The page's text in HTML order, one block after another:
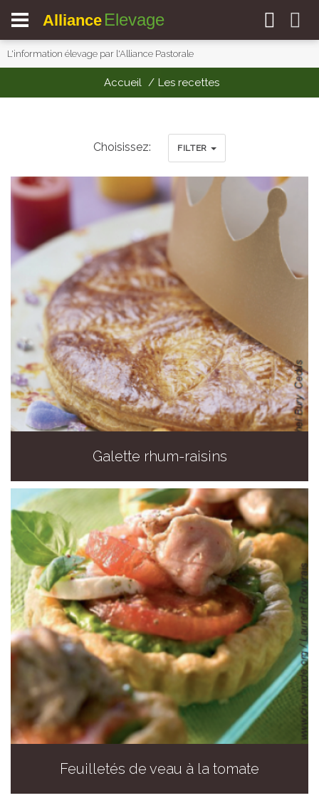
Alliance Elevage
L'information élevage par l'Alliance Pastorale
Accueil Les recettes
Choisissez: FILTER
Galette rhum-raisins
Feuilletés de veau à la tomate